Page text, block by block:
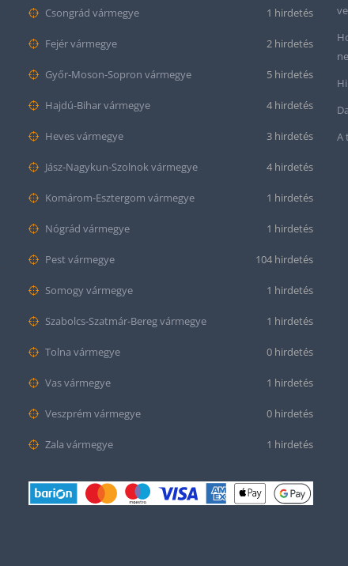
Csongrád vármegye 1 hirdetés
Fejér vármegye 2 hirdetés
Győr-Moson-Sopron vármegye 5 hirdetés
Hajdú-Bihar vármegye 4 hirdetés
Heves vármegye 3 hirdetés
Jász-Nagykun-Szolnok vármegye 4 hirdetés
Komárom-Esztergom vármegye 1 hirdetés
Nógrád vármegye 1 hirdetés
Pest vármegye 104 hirdetés
Somogy vármegye 1 hirdetés
Szabolcs-Szatmár-Bereg vármegye 1 hirdetés
Tolna vármegye 0 hirdetés
Vas vármegye 1 hirdetés
Veszprém vármegye 0 hirdetés
Zala vármegye 1 hirdetés
A